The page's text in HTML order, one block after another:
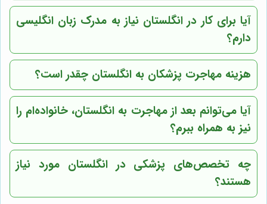
آیا برای کار در انگلستان نیاز به مدرک زبان انگلیسی
دارم؟
هزینه مهاجرت پزشکان به انگلستان چقدر است؟
آیا می‌توانم بعد از مهاجرت به انگلستان، خانواده‌ام را
نیز به همراه ببرم؟
چه تخصص‌های پزشکی در انگلستان مورد نیاز
هستند؟